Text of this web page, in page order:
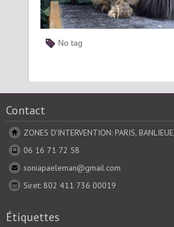
No tag
Contact
ZONES D'INTERVENTION: PARIS,
06 16 71 72 58
soniapaeleman@gmail.com
Siret: 802 411 736 00019
Étiquettes